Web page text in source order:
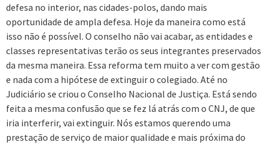
defesa no interior, nas cidades-polos, dando mais
oportunidade de ampla defesa. Hoje da maneira como está
isso não é possível. O conselho não vai acabar, as entidades e
classes representativas terão os seus integrantes preservados
da mesma maneira. Essa reforma tem muito a ver com gestão
e nada com a hipótese de extinguir o colegiado. Até no
Judiciário se criou o Conselho Nacional de Justiça. Está sendo
feita a mesma confusão que se fez lá atrás com o CNJ, de que
iria interferir, vai extinguir. Nós estamos querendo uma
prestação de serviço de maior qualidade e mais próxima do